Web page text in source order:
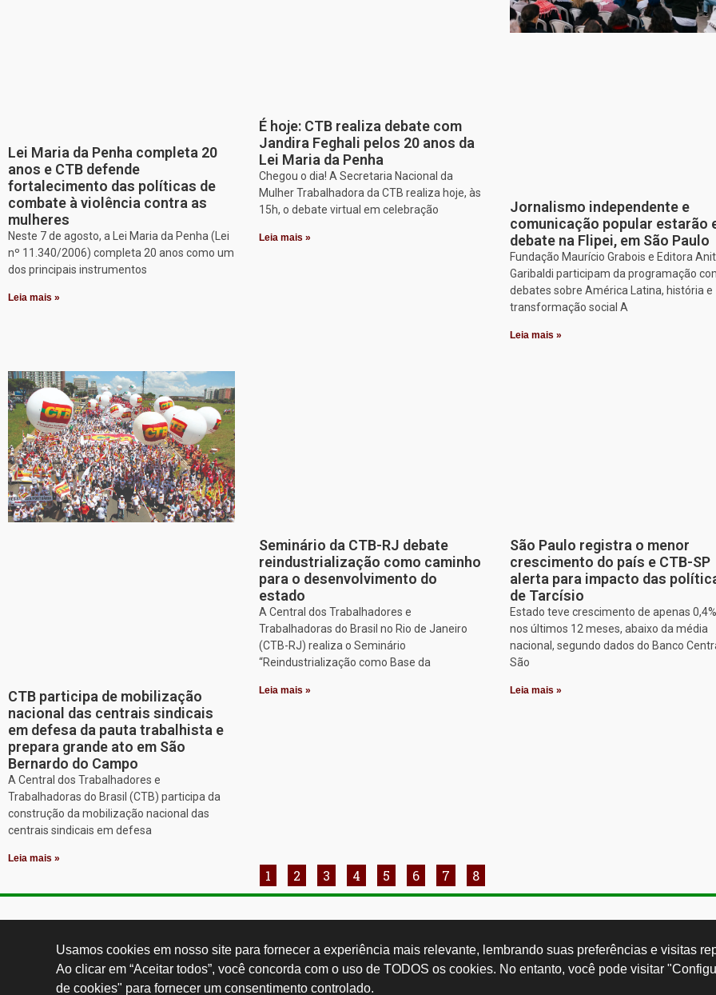
Lei Maria da Penha completa 20
anos e CTB defende
fortalecimento das políticas de
combate à violência contra as
mulheres
Neste 7 de agosto, a Lei Maria da Penha (Lei
nº 11.340/2006) completa 20 anos como um
dos principais instrumentos
Leia mais »
É hoje: CTB realiza debate com
Jandira Feghali pelos 20 anos da
Lei Maria da Penha
Chegou o dia! A Secretaria Nacional da
Mulher Trabalhadora da CTB realiza hoje, às
15h, o debate virtual em celebração
Leia mais »
Jornalismo independente e
comunicação popular estarão
debate na Flipei, em São Paulo
Fundação Maurício Grabois e Editora
Garibaldi participam da programação
debates sobre América Latina, história e
transformação social A
Leia mais »
CTB participa de mobilização
nacional das centrais sindicais
em defesa da pauta trabalhista e
prepara grande ato em São
Bernardo do Campo
A Central dos Trabalhadores e
Trabalhadoras do Brasil (CTB) participa da
construção da mobilização nacional das
centrais sindicais em defesa
Leia mais »
Seminário da CTB-RJ debate
reindustrialização como caminho
para o desenvolvimento do
estado
A Central dos Trabalhadores e
Trabalhadoras do Brasil no Rio de Janeiro
(CTB-RJ) realiza o Seminário
“Reindustrialização como Base da
Leia mais »
São Paulo registra o menor
crescimento do país e CTB-SP
alerta para impacto das
de Tarcísio
Estado teve crescimento de apenas 0,4%
nos últimos 12 meses, abaixo da média
nacional, segundo dados do Banco
São
Leia mais »
1 2 3 4 5 6 7 8
Paulo - SP -
Usamos cookies em nosso site para fornecer a experiência mais relevante, lembrando suas preferências e visitas
Ao clicar em “Aceitar todos”, você concorda com o uso de TODOS os cookies. No entanto, você pode visitar
de cookies" para fornecer um consentimento controlado.